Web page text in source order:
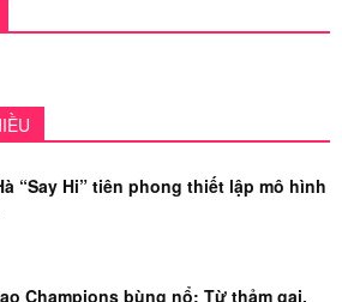
“Say Hi” tiên phong thiết lập mô hình
Champions bùng nổ: Từ thảm gai,